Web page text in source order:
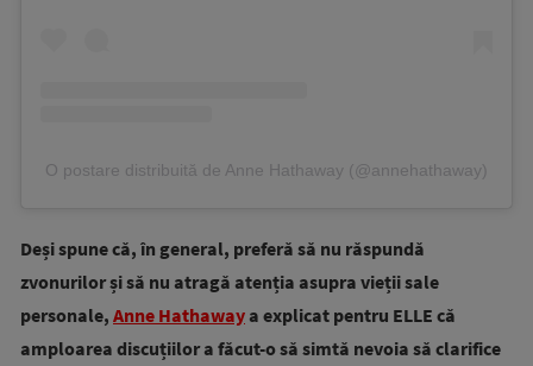
O postare distribuită de Anne Hathaway (@annehathaway)
Deși spune că, în general, preferă să nu răspundă
zvonurilor și să nu atragă atenția asupra vieții sale
personale, Anne Hathaway a explicat pentru ELLE că
amploarea discuțiilor a făcut-o să simtă nevoia să clarifice